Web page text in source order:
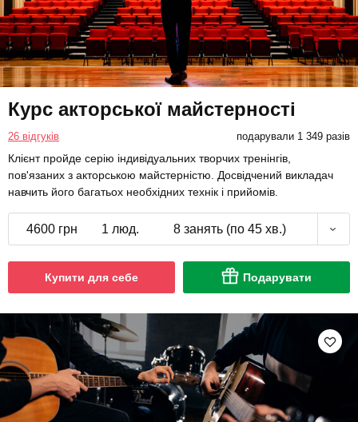
Курс акторської майстерності
26 відгуків подарували 1 349 разів
Клієнт пройде серію індивідуальних творчих тренінгів,
пов'язаних з акторською майстерністю. Досвідчений викладач
навчить його багатьох необхідних технік і прийомів.
4600 грн 1 люд. 8 занять (по 45 хв.)
Купити для себе Подарувати